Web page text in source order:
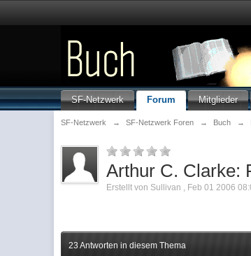
SF-Netzwerk Forum Mitglieder
SF-Netzwerk → SF-Netzwerk Foren → Buch →
Arthur C. Clarke:
Erstellt von Sullivan , Feb 01 2006
23 Antworten in diesem Thema